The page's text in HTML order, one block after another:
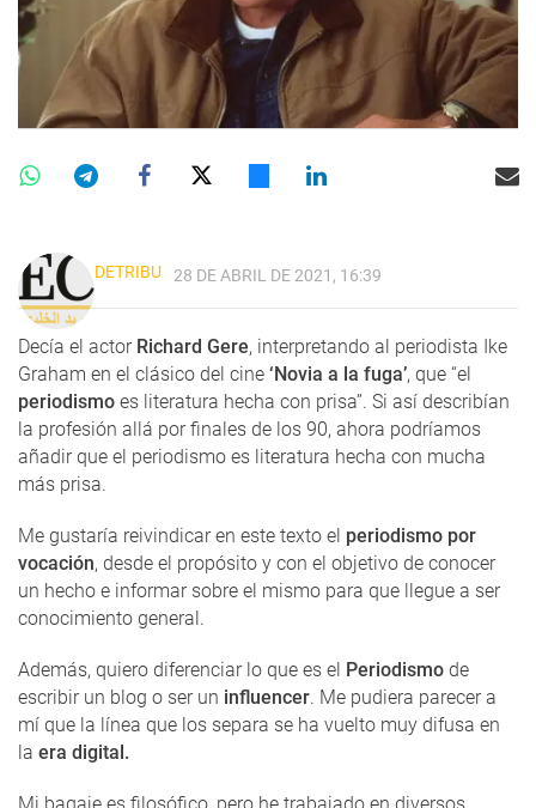
DETRIBU 28 DE ABRIL DE 2021, 16:39
Decía el actor Richard Gere, interpretando al periodista Ike
Graham en el clásico del cine ‘Novia a la fuga’, que “el
periodismo es literatura hecha con prisa”. Si así describían
la profesión allá por finales de los 90, ahora podríamos
añadir que el periodismo es literatura hecha con mucha
más prisa.
Me gustaría reivindicar en este texto el periodismo por
vocación, desde el propósito y con el objetivo de conocer
un hecho e informar sobre el mismo para que llegue a ser
conocimiento general.
Además, quiero diferenciar lo que es el Periodismo de
escribir un blog o ser un influencer. Me pudiera parecer a
mí que la línea que los separa se ha vuelto muy difusa en
la era digital.